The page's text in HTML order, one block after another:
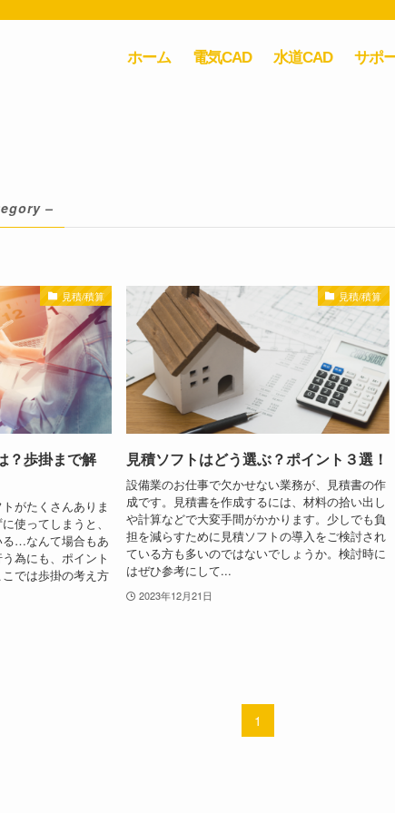
ホーム 電気CAD 水道CAD サポ
–
見積/積算
？歩掛まで解
がたくさんありま
使ってしまうと、
る…なんて場合もあ
為にも、ポイント
では歩掛の考え方
見積/積算
見積ソフトはどう選ぶ？ポイント３選！
設備業のお仕事で欠かせない業務が、見積書の作
成です。見積書を作成するには、材料の拾い出し
や計算などで大変手間がかかります。少しでも負
担を減らすために見積ソフトの導入をご検討され
ている方も多いのではないでしょうか。検討時に
はぜひ参考にして...
2023年12月21日
1